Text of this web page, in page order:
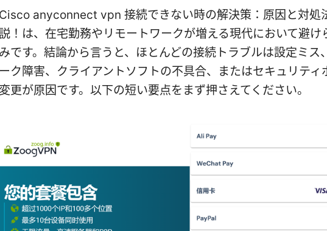
Cisco anyconnect vpn 接続できない時の解決策：原因と対処
！は、在宅勤務やリモートワークが増える現代において避け
みです。結論から言うと、ほとんどの接続トラブルは設定ミス
ーク障害、クライアントソフトの不具合、またはセキュリティ
変更が原因です。以下の短い要点をまず押さえてください。